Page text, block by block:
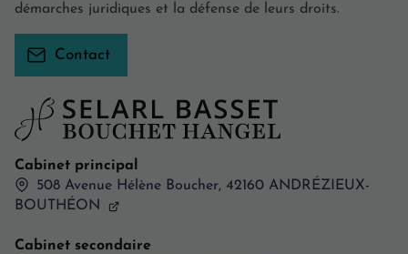
Cabinet principal
508 Avenue Hélène Boucher, 42160 ANDRÉZIEUX-
BOUTHÉON
Cabinet secondaire
démarches juridiques et la défense de leurs droits.
Contact